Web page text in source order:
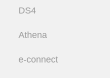
DS4
Athena
e-connect